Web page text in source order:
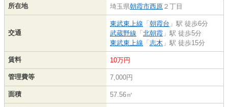
所在地 埼玉県朝霞市西原 ２丁目
交通
東武東上線 「 朝霞台 」駅 徒歩6分
武蔵野線 「 北朝霞 」駅 徒歩5分
東武東上線 「 志木 」駅 徒歩15分
賃料 10万円
管理費等 7,000円
面積 57.56㎡